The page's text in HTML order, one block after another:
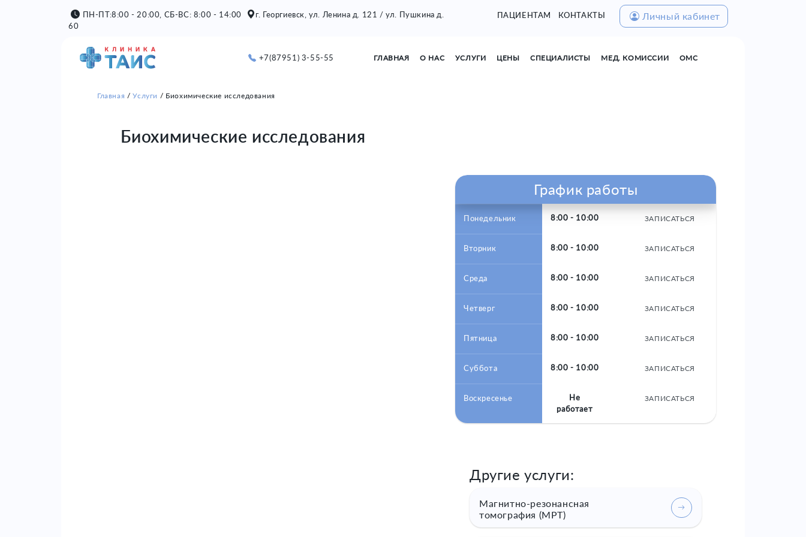
ПН-ПТ:8:00 - 20:00, СБ-ВС: 8:00 - 14:00
г. Георгиевск, ул. Ленина д. 121 / ул. Пушкина д.
60
ПАЦИЕНТАМ КОНТАКТЫ Личный кабинет
+7(87951) 3-55-55 ГЛАВНАЯ О НАС УСЛУГИ ЦЕНЫ СПЕЦИАЛИСТЫ МЕД. КОМИССИИ ОМС
Главная Услуги Биохимические исследования
Биохимические исследования
График работы
Понедельник 8:00 - 10:00 ЗАПИСАТЬСЯ
Вторник 8:00 - 10:00 ЗАПИСАТЬСЯ
Среда 8:00 - 10:00 ЗАПИСАТЬСЯ
Четверг 8:00 - 10:00 ЗАПИСАТЬСЯ
Пятница 8:00 - 10:00 ЗАПИСАТЬСЯ
Суббота 8:00 - 10:00 ЗАПИСАТЬСЯ
Воскресенье
Не
работает
ЗАПИСАТЬСЯ
Другие услуги:
Магнитно-резонансная
томография (МРТ)